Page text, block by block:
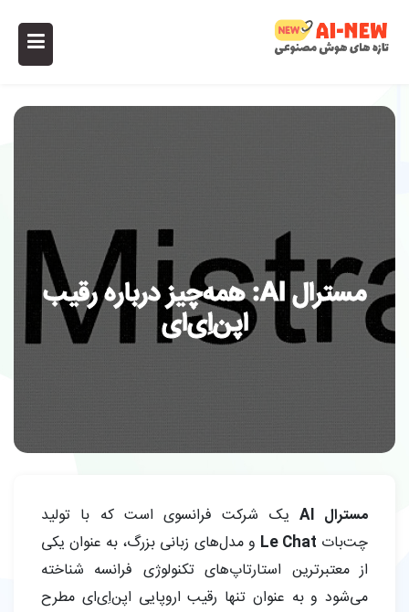
مسترال AI: همه‌چیز درباره رقیب
اپن‌اِی‌ای
مسترال AI
یک شرکت فرانسوی است که با تولید
چت‌بات Le Chat و مدل‌های زبانی بزرگ، به عنوان یکی
از معتبرترین استارتاپ‌های تکنولوژی فرانسه شناخته
می‌شود و به عنوان تنها رقیب اروپایی اپن‌اِی‌ای مطرح